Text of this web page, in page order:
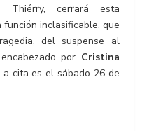
Thiérry, cerrará esta
inclasificable, que
del suspense al
por Cristina
cita es el sábado 26 de